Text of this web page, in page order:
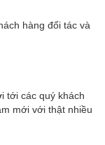
hàng đối tác và
tới các quý khách
mới với thật nhiều